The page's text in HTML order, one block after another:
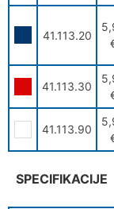
41.113.20
41.113.30
41.113.90
SPECIFIKACIJE